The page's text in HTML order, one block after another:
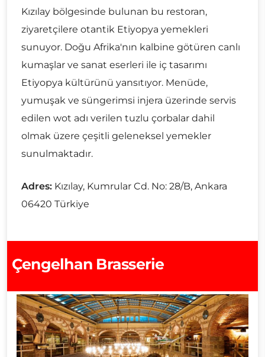
Kızılay bölgesinde bulunan bu restoran,
ziyaretçilere otantik Etiyopya yemekleri
sunuyor. Doğu Afrika'nın kalbine götüren canlı
kumaşlar ve sanat eserleri ile iç tasarımı
Etiyopya kültürünü yansıtıyor. Menüde,
yumuşak ve süngerimsi injera üzerinde servis
edilen wot adı verilen tuzlu çorbalar dahil
olmak üzere çeşitli geleneksel yemekler
sunulmaktadır.
Adres: Kızılay, Kumrular Cd. No: 28/B, Ankara
06420 Türkiye
Çengelhan Brasserie